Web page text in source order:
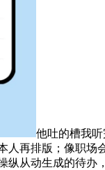
他吐的槽我
再排版；像职
从动生成的待